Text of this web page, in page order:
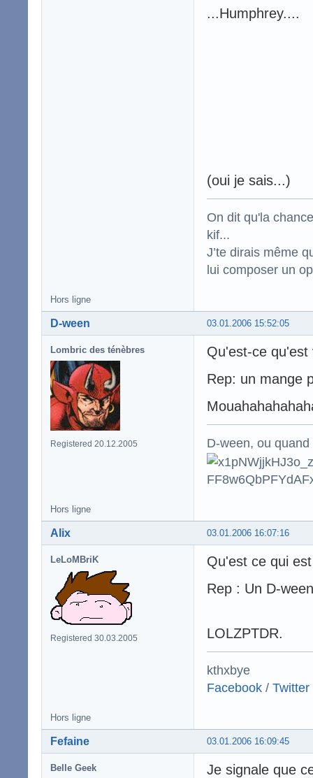
...Humphrey....
(oui je sais...)
On dit qu'la
kif...
J’te dirais même
lui composer un
Hors ligne
03.01.2006 15:52:05
D-ween
Lombric des ténèbres
Registered 20.12.2005
Qu'est-ce
Rep: un mange
D-ween, ou
Hors ligne
03.01.2006 16:07:16
Alix
LeLoMBriK
Registered 30.03.2005
Qu'est ce qui
Rep : Un D-
LOLZPTDR.
kthxbye
Facebook / Twitter
Hors ligne
03.01.2006 16:09:45
Fefaine
Belle Geek Je signale que